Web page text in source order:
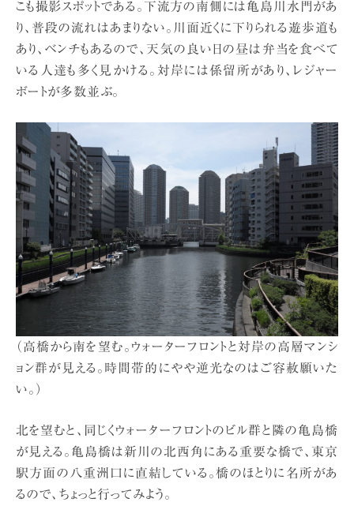
こも撮影スポットである。下流方の南側には亀島川水門があ
り、普段の流れはあまりない。川面近くに下りられる遊歩道も
あり、ベンチもあるので、天気の良い日の昼は弁当を食べて
いる人達も多く見かける。対岸には係留所があり、レジャー
ボートが多数並ぶ。
（高橋から南を望む。ウォーターフロントと対岸の高層マンシ
ョン群が見える。時間帯的にやや逆光なのはご容赦願いた
い。）
北を望むと、同じくウォーターフロントのビル群と隣の亀島橋
が見える。亀島橋は新川の北西角にある重要な橋で、東京
駅方面の八重洲口に直結している。橋のほとりに名所があ
るので、ちょっと行ってみよう。